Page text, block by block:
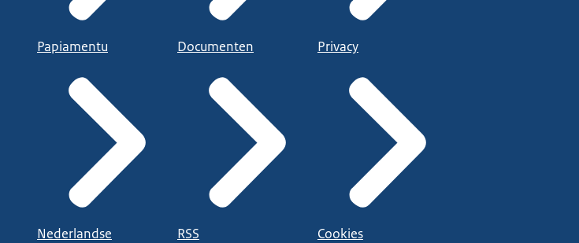
Papiamentu
Nederlandse
Documenten
RSS
Privacy
Cookies